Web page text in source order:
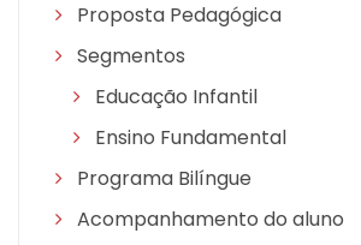
Proposta Pedagógica
Segmentos
Educação Infantil
Ensino Fundamental
Programa Bilíngue
Acompanhamento do aluno